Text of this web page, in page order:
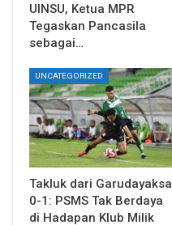
UINSU, Ketua MPR
Tegaskan Pancasila
sebagai…
UNCATEGORIZED
Takluk dari Garudayaksa
0-1: PSMS Tak Berdaya
di Hadapan Klub Milik